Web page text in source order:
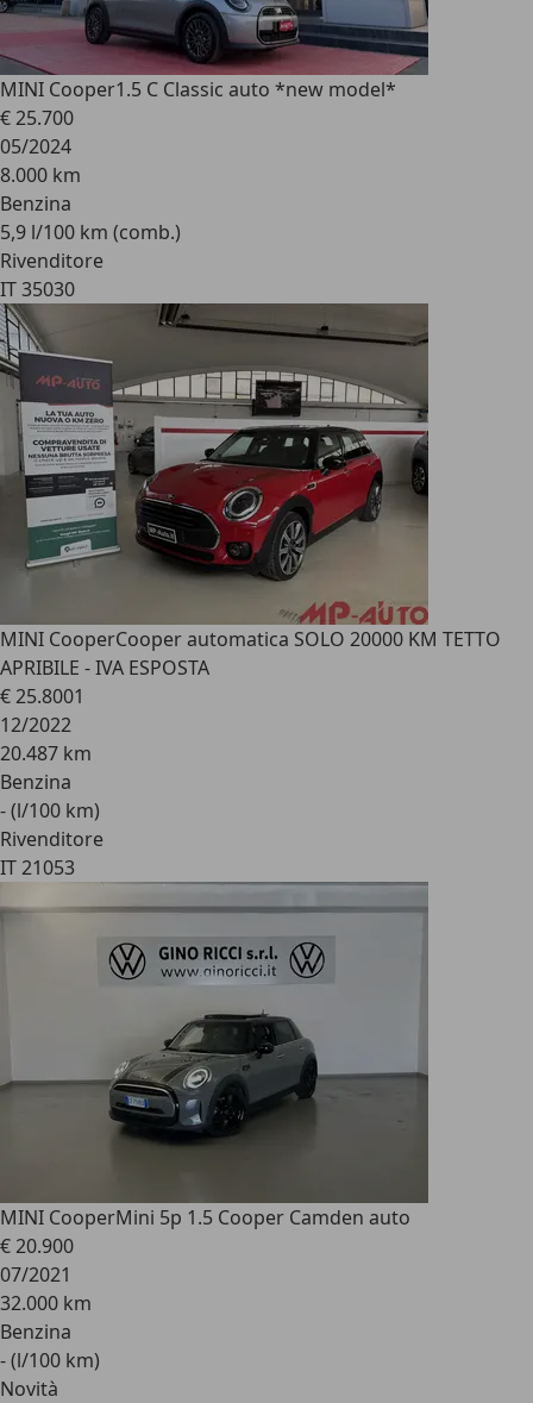
MINI Cooper1.5 C Classic auto *new model*
€ 25.700
05/2024
8.000 km
Benzina
5,9 l/100 km (comb.)
Rivenditore
IT 35030
MINI CooperCooper automatica SOLO 20000 KM TETTO
APRIBILE - IVA ESPOSTA
€ 25.8001
12/2022
20.487 km
Benzina
- (l/100 km)
Rivenditore
IT 21053
MINI CooperMini 5p 1.5 Cooper Camden auto
€ 20.900
07/2021
32.000 km
Benzina
- (l/100 km)
Novità